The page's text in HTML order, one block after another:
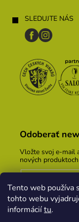
Tento web používa
tohto webu
informáciítu.
SLEDUJTE NÁS
Odoberať
Vložte svoj e-mail
nových
Vložením e-
osobných údajov